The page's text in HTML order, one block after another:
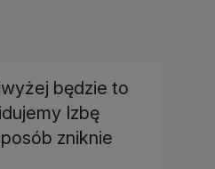
będzie to
Izbę
zniknie